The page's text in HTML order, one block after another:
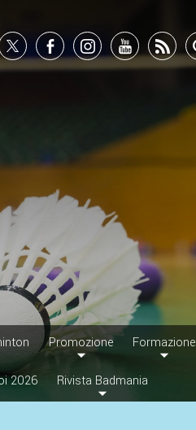
Promozione Formazione
2026 Rivista Badmania